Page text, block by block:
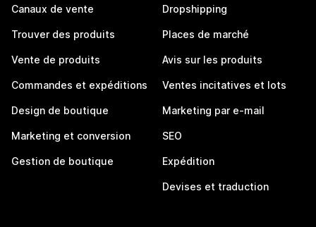
Canaux de vente
Trouver des produits
Vente de produits
Commandes et expéditions
Design de boutique
Marketing et conversion
Gestion de boutique
Dropshipping
Places de marché
Avis sur les produits
Ventes incitatives et lots
Marketing par e-mail
SEO
Expédition
Devises et traduction